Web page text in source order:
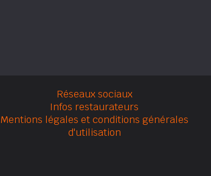
Réseaux sociaux
Infos restaurateurs
Mentions légales et conditions générales
d'utilisation